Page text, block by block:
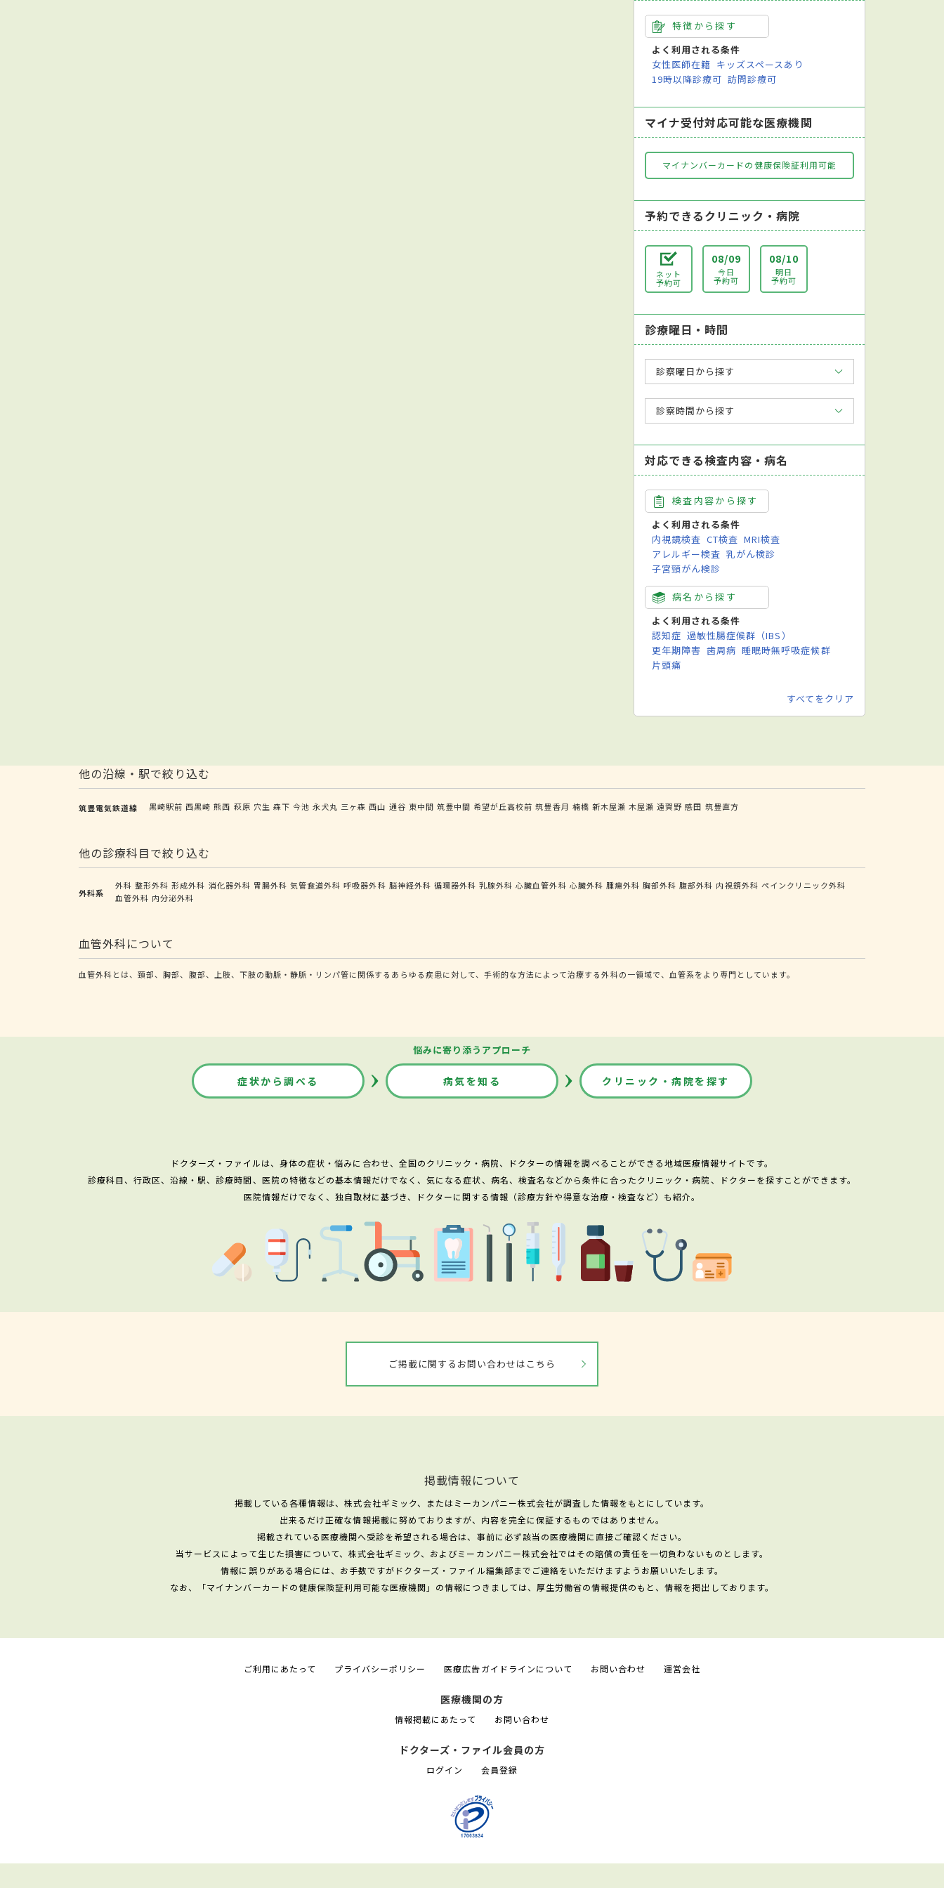
特徴から探す
よく利用される条件
女性医師在籍 キッズスペースあり
19時以降診療可 訪問診療可
マイナ受付対応可能な医療機関
マイナンバーカードの健康保険証利用可能
予約できるクリニック・病院
ネット
予約可
08/09
今日
予約可
08/10
明日
予約可
診療曜日・時間
診察曜日から探す
診察時間から探す
対応できる検査内容・病名
検査内容から探す
よく利用される条件
内視鏡検査 CT検査 MRI検査
アレルギー検査 乳がん検診
子宮頸がん検診
病名から探す
よく利用される条件
認知症 過敏性腸症候群（IBS）
更年期障害 歯周病 睡眠時無呼吸症候群
片頭痛
すべてをクリア
他の沿線・駅で絞り込む
筑豊電気鉄道線 黒崎駅前 西黒崎 熊西 萩原 穴生 森下 今池 永犬丸 三ヶ森 西山 通谷 東中間 筑豊中間 希望が丘高校前 筑豊香月 楠橋 新木屋瀬 木屋瀬 遠賀野 感田 筑豊直方
他の診療科目で絞り込む
外科系
外科 整形外科 形成外科 消化器外科 胃腸外科 気管食道外科 呼吸器外科 脳神経外科 循環器外科 乳腺外科 心臓血管外科 心臓外科 腫瘍外科 胸部外科 腹部外科 内視鏡外科 ペインクリニック外科
血管外科 内分泌外科
血管外科について
血管外科とは、頚部、胸部、腹部、上肢、下肢の動脈・静脈・リンパ管に関係するあらゆる疾患に対して、手術的な方法によって治療する外科の一領域で、血管系をより専門としています。
悩みに寄り添うアプローチ
症状から調べる 病気を知る クリニック・病院を探す
ドクターズ・ファイルは、身体の症状・悩みに合わせ、全国のクリニック・病院、ドクターの情報を調べることができる地域医療情報サイトです。
診療科目、行政区、沿線・駅、診療時間、医院の特徴などの基本情報だけでなく、気になる症状、病名、検査名などから条件に合ったクリニック・病院、ドクターを探すことができます。
医院情報だけでなく、独自取材に基づき、ドクターに関する情報（診療方針や得意な治療・検査など）も紹介。
ご掲載に関するお問い合わせはこちら
掲載情報について
掲載している各種情報は、株式会社ギミック、またはミーカンパニー株式会社が調査した情報をもとにしています。
出来るだけ正確な情報掲載に努めておりますが、内容を完全に保証するものではありません。
掲載されている医療機関へ受診を希望される場合は、事前に必ず該当の医療機関に直接ご確認ください。
当サービスによって生じた損害について、株式会社ギミック、およびミーカンパニー株式会社ではその賠償の責任を一切負わないものとします。
情報に誤りがある場合には、お手数ですがドクターズ・ファイル編集部までご連絡をいただけますようお願いいたします。
なお、「マイナンバーカードの健康保険証利用可能な医療機関」の情報につきましては、厚生労働省の情報提供のもと、情報を掲出しております。
ご利用にあたって プライバシーポリシー 医療広告ガイドラインについて お問い合わせ 運営会社
医療機関の方
情報掲載にあたって お問い合わせ
ドクターズ・ファイル会員の方
ログイン 会員登録